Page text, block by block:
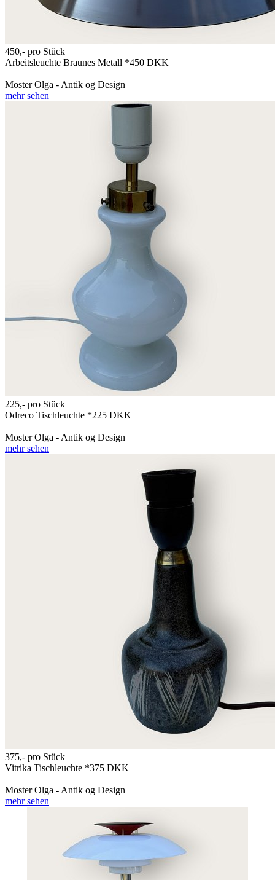
450,- pro Stück
Arbeitsleuchte Braunes Metall *450 DKK
Moster Olga - Antik og Design
mehr sehen
225,- pro Stück
Odreco Tischleuchte *225 DKK
Moster Olga - Antik og Design
mehr sehen
375,- pro Stück
Vitrika Tischleuchte *375 DKK
Moster Olga - Antik og Design
mehr sehen